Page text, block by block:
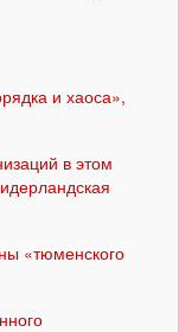
и хаоса»,
в этом
«тюменского